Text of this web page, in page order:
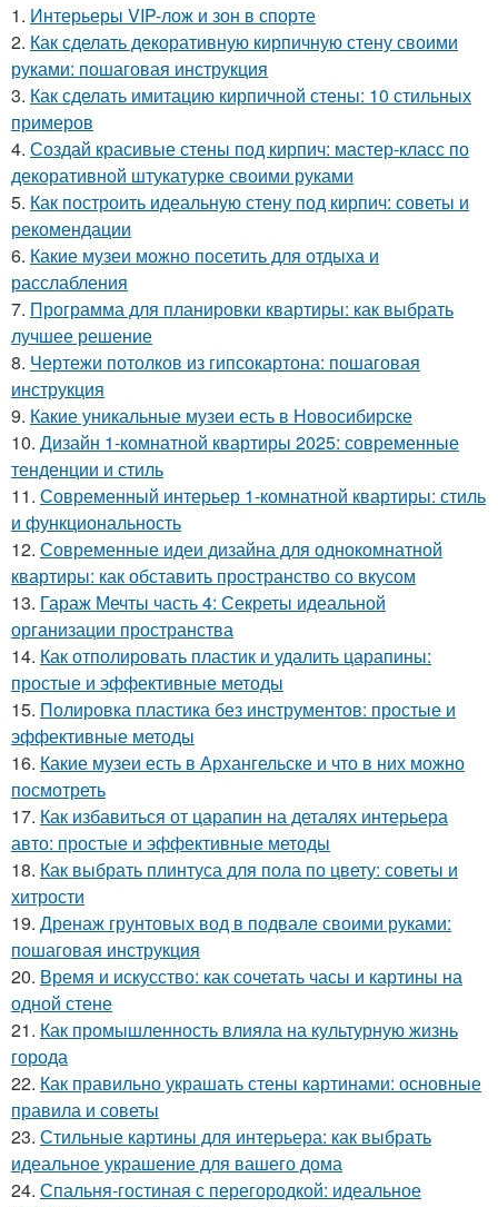
1. Интерьеры VIP-лож и зон в спорте
2. Как сделать декоративную кирпичную стену своими
руками: пошаговая инструкция
3. Как сделать имитацию кирпичной стены: 10 стильных
примеров
4. Создай красивые стены под кирпич: мастер-класс по
декоративной штукатурке своими руками
5. Как построить идеальную стену под кирпич: советы и
рекомендации
6. Какие музеи можно посетить для отдыха и
расслабления
7. Программа для планировки квартиры: как выбрать
лучшее решение
8. Чертежи потолков из гипсокартона: пошаговая
инструкция
9. Какие уникальные музеи есть в Новосибирске
10. Дизайн 1-комнатной квартиры 2025: современные
тенденции и стиль
11. Современный интерьер 1-комнатной квартиры: стиль
и функциональность
12. Современные идеи дизайна для однокомнатной
квартиры: как обставить пространство со вкусом
13. Гараж Мечты часть 4: Секреты идеальной
организации пространства
14. Как отполировать пластик и удалить царапины:
простые и эффективные методы
15. Полировка пластика без инструментов: простые и
эффективные методы
16. Какие музеи есть в Архангельске и что в них можно
посмотреть
17. Как избавиться от царапин на деталях интерьера
авто: простые и эффективные методы
18. Как выбрать плинтуса для пола по цвету: советы и
хитрости
19. Дренаж грунтовых вод в подвале своими руками:
пошаговая инструкция
20. Время и искусство: как сочетать часы и картины на
одной стене
21. Как промышленность влияла на культурную жизнь
города
22. Как правильно украшать стены картинами: основные
правила и советы
23. Стильные картины для интерьера: как выбрать
идеальное украшение для вашего дома
24. Спальня-гостиная с перегородкой: идеальное